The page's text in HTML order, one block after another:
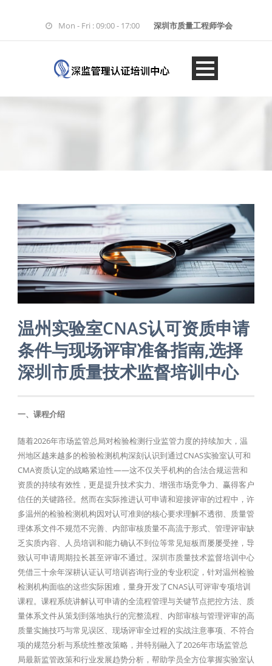
Mon - Fri : 09:00 - 17:00 深圳市质量工程师学会
温州实验室CNAS认可资质申请
条件与现场评审准备指南,选择
深圳市质量技术监督培训中心
一、课程介绍
随着2026年市场监管总局对检验检测行业监管力度的持续加大，温
州地区越来越多的检验检测机构深刻认识到通过CNAS实验室认可和
CMA资质认定的战略紧迫性——这不仅关乎机构的合法合规运营和
资质的持续有效性，更是提升技术实力、增强市场竞争力、赢得客户
信任的关键路径。然而在实际推进认可申请和迎接评审的过程中，许
多温州的检验检测机构因对认可准则的核心要求理解不透彻、质量管
理体系文件不规范不完善、内部审核质量不高流于形式、管理评审缺
乏实质内容、人员培训和能力确认不到位等常见短板而屡屡受挫，导
致认可申请周期拉长甚至评审不通过。深圳市质量技术监督培训中心
凭借三十余年深耕认证认可培训咨询行业的专业积淀，针对温州检验
检测机构面临的这些实际困难，量身开发了CNAS认可评审专项培训
课程。课程系统讲解认可申请的全流程管理与关键节点把控方法、质
量体系文件从策划到落地执行的完整流程、内部审核与管理评审的高
质量实施技巧与常见误区、现场评审全过程的实战注意事项、不符合
项的规范分析与系统性整改策略，并特别融入了2026年市场监管总
局最新监管政策和行业发展趋势分析，帮助学员全方位掌握实验室认